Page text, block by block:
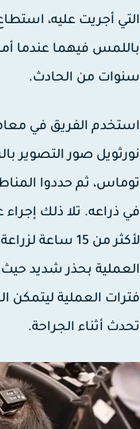
أجريت عليه،
من الحادث.
الفريق في معاهد
صور التصوير
ثم حددوا
ذراعه. تلا ذلك إجراء
لأكثر من 15 ساعة
بحذر شديد
العملية ليتمكن
أثناء الجراحة.